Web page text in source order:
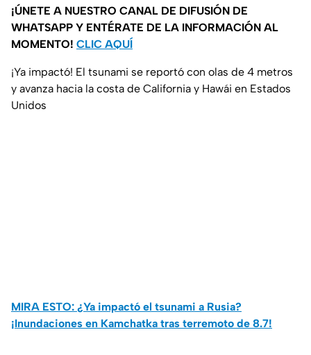
¡ÚNETE A NUESTRO CANAL DE DIFUSIÓN DE
WHATSAPP Y ENTÉRATE DE LA INFORMACIÓN AL
MOMENTO! CLIC AQUÍ
¡Ya impactó! El tsunami se reportó con olas de 4 metros
y avanza hacia la costa de California y Hawái en Estados
Unidos
MIRA ESTO: ¿Ya impactó el tsunami a Rusia?
¡Inundaciones en Kamchatka tras terremoto de 8.7!